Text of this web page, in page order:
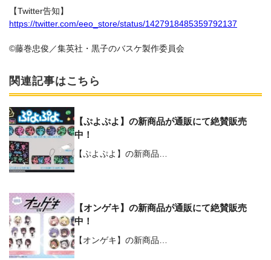
【Twitter告知】
https://twitter.com/eeo_store/status/1427918485359792137
©藤巻忠俊／集英社・黒子のバスケ製作委員会
関連記事はこちら
【ぷよぷよ】の新商品が通販にて絶賛販売
中！
【ぷよぷよ】の新商品…
【オンゲキ】の新商品が通販にて絶賛販売
中！
【オンゲキ】の新商品…